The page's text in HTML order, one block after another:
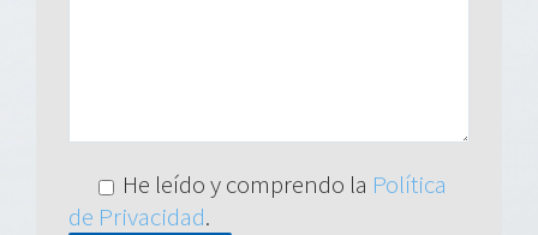
He leído y comprendo la Política
de Privacidad.